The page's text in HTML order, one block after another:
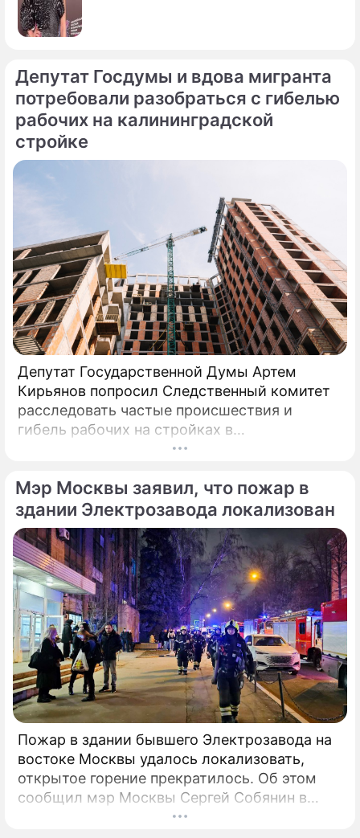
Депутат Госдумы и вдова мигранта
потребовали разобраться с гибелью
рабочих на калининградской
стройке
Депутат Государственной Думы Артем
Кирьянов попросил Следственный комитет
расследовать частые происшествия и
гибель рабочих на стройках в
Калининградской области.
распоряжении редакции) депутат направил
6 февраля 2025 года председателю СК РФ
Александру Бастрыкину. В письме Кирьянов
отмечает, что число несчастных случаев в
регионе продолжает расти.
Мэр Москвы заявил, что пожар в
здании Электрозавода локализован
Пожар в здании бывшего Электрозавода на
востоке Москвы удалось локализовать,
открытое горение прекратилось. Об этом
сообщил мэр Москвы Сергей Собянин в
своем Telegram-канале. По его словам, в